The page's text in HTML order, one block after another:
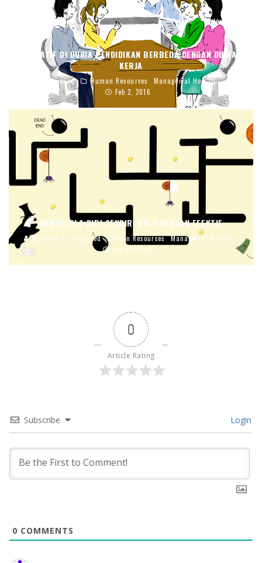
KREATIF DI DUNIA PENDIDIKAN BERBEDA DENGAN DUNIA
KERJA
blj.co.id Human Resources
Managerial How To
Feb 2, 2016
MENGELOLA DIRI SENDIRI DULU DENGAN EFEKTIF
blj.co.id Featured Human Resources
Managerial How To
Jan 29, 2016
0
Article Rating
Subscribe Login
0 COMMENTS